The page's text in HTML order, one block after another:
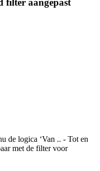
filter aangepast
de logica ‘Van .. - Tot en
met de filter voor